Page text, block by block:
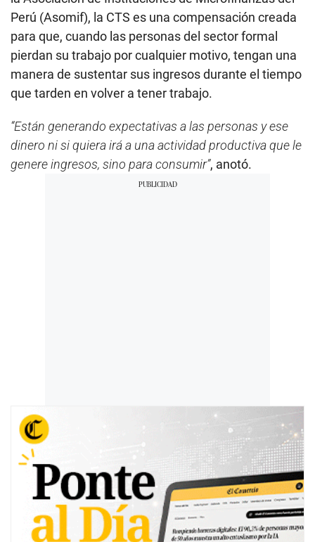
Perú (Asomif), la CTS es una compensación creada
para que, cuando las personas del sector formal
pierdan su trabajo por cualquier motivo, tengan una
manera de sustentar sus ingresos durante el tiempo
que tarden en volver a tener trabajo.
“Están generando expectativas a las personas y ese
dinero ni si quiera irá a una actividad productiva que le
genere ingresos, sino para consumir”, anotó.